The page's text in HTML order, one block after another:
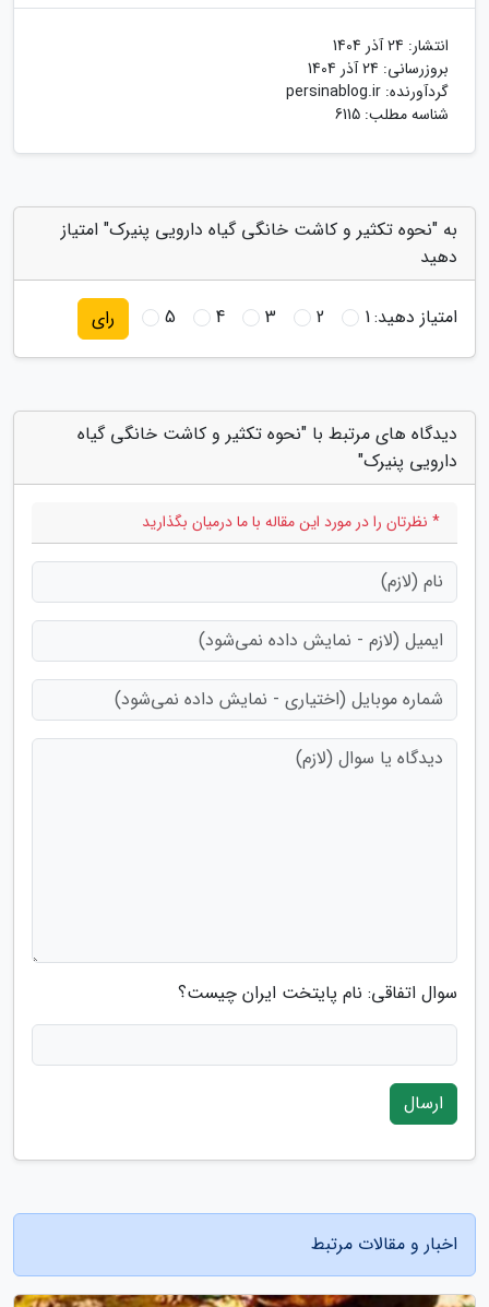
انتشار: 24 آذر 1404
بروزرسانی: 24 آذر 1404
گردآورنده: persinablog.ir
شناسه مطلب: 6115
به "نحوه تکثیر و کاشت خانگی گیاه دارویی پنیرک" امتیاز
دهید
امتیاز دهید:1
2
3
4
5 رای
دیدگاه های مرتبط با "نحوه تکثیر و کاشت خانگی گیاه
دارویی پنیرک"
* نظرتان را در مورد این مقاله با ما درمیان بگذارید
سوال اتفاقی: نام پایتخت ایران چیست؟
ارسال
اخبار و مقالات مرتبط